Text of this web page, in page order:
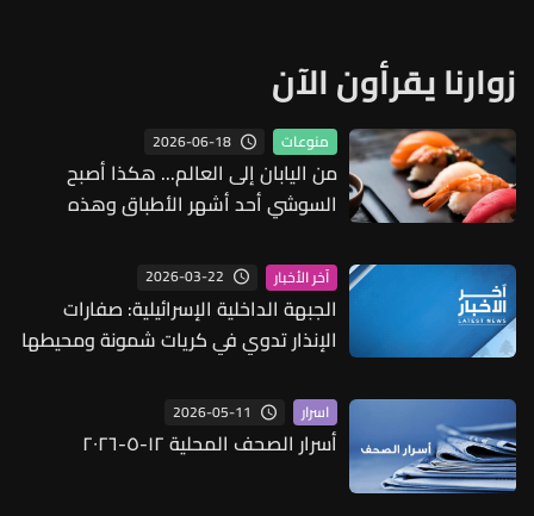
زوارنا يقرأون الآن
منوعات 2026-06-18
من اليابان إلى العالم... هكذا أصبح
السوشي أحد أشهر الأطباق وهذه
آخر الأخبار 2026-03-22
الجبهة الداخلية الإسرائيلية: صفارات
الإنذار تدوي في كريات شمونة ومحيطها
اسرار 2026-05-11
أسرار الصحف المحلية ١٢-٥-٢٠٢٦